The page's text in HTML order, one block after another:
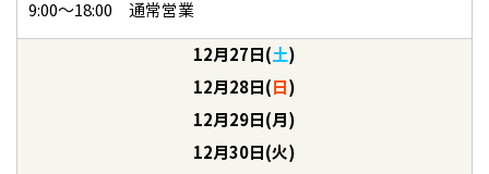
9:00～18:00 通常営業
12月27日(土)
12月28日(日)
12月29日(月)
12月30日(火)